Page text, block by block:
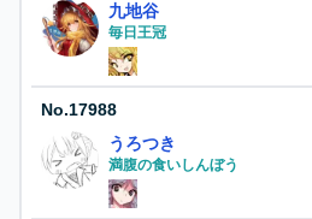
九地谷
毎日王冠
No.17988
うろつき
満腹の食いしんぼう